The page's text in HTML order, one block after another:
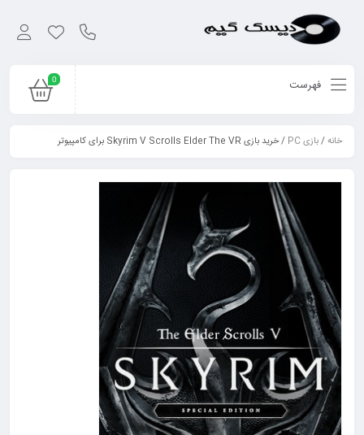
0 فهرست
خانه/بازی PC / خرید بازی Skyrim V Scrolls Elder The VR برای کامپیوتر